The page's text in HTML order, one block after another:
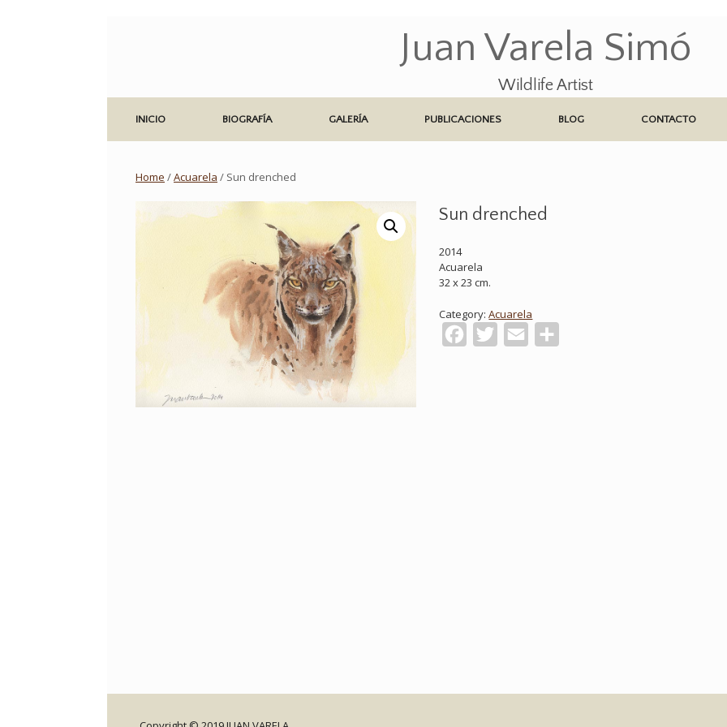
Juan Varela Simó
Wildlife Artist
INICIO BIOGRAFÍA GALERÍA PUBLICACIONES BLOG CONTACTO
Home /Acuarela / Sun drenched
Sun drenched
2014
Acuarela
32 x 23 cm.
Category:Acuarela
FacebookTwitterEmail